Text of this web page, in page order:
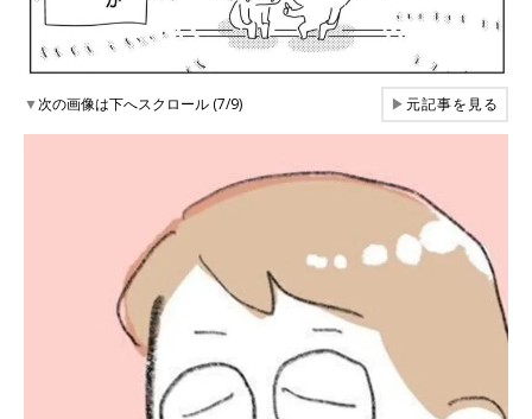
▼次の画像は下へスクロール (7/9) ▶元記事を見る